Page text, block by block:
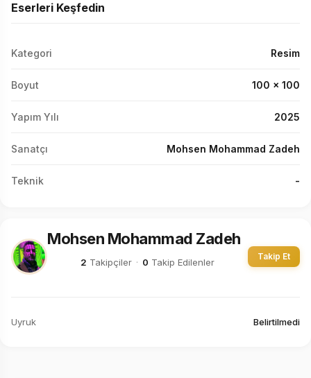
Eserleri Keşfedin
Kategori Resim
Boyut 100 x 100
Yapım Yılı 2025
Sanatçı Mohsen Mohammad Zadeh
Teknik -
Mohsen Mohammad Zadeh
2 Takipçiler · 0 Takip Edilenler
Takip Et
Uyruk Belirtilmedi